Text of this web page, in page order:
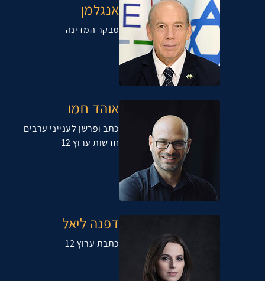
אנגלמן
מבקר המדינה
אוהד חמו
כתב ופרשן לענייני ערבים
חדשות ערוץ 12
דפנה ליאל
כתבת ערוץ 12